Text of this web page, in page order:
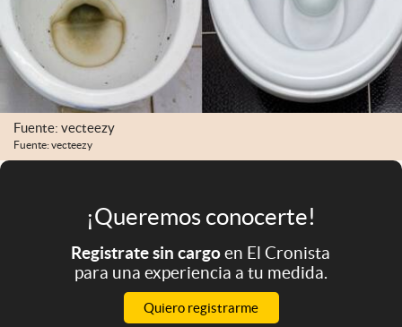
Mediakit
abre en nueva pestaña
Argentina
Fuente: vecteezy
Fuente: vecteezy
¡Queremos conocerte!
Registrate sin cargoen El Cronista
para una experiencia a tu medida.
Quiero registrarme